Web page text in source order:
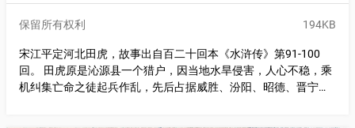
保留所有权利 194KB
宋江平定河北田虎，故事出自百二十回本《水浒传》第91-100
回。 田虎原是沁源县一个猎户，因当地水旱侵害，人心不稳，乘
机纠集亡命之徒起兵作乱，先后占据威胜、汾阳、昭德、晋宁、